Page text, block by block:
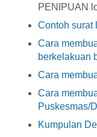
PENIPUAN
Contoh surat
Cara
berkelakuan
Cara
Cara
Puskesmas/
Kumpulan